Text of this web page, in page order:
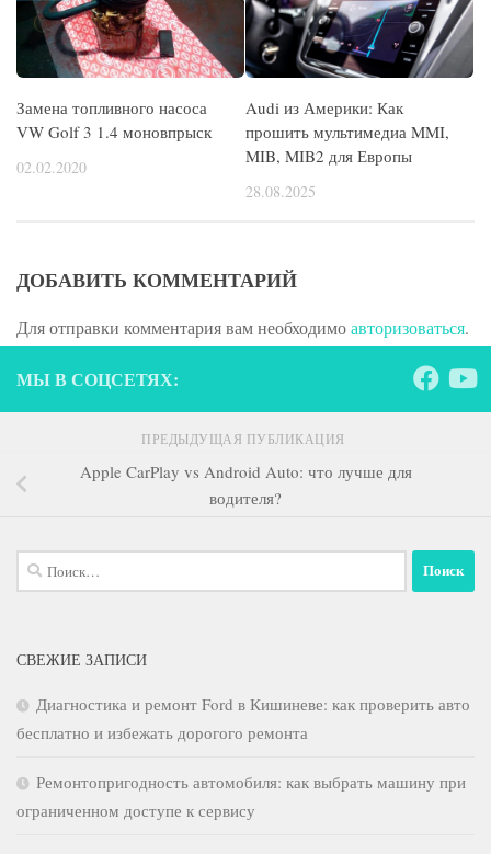
Замена топливного насоса
VW Golf 3 1.4 моновпрыск
02.02.2020
Audi из Америки: Как
прошить мультимедиа MMI,
MIB, MIB2 для Европы
28.08.2025
ДОБАВИТЬ КОММЕНТАРИЙ
Для отправки комментария вам необходимоавторизоваться.
МЫ В СОЦСЕТЯХ:
ПРЕДЫДУЩАЯ ПУБЛИКАЦИЯ
Apple CarPlay vs Android Auto: что лучше для
водителя?
Найти:
СВЕЖИЕ ЗАПИСИ
Диагностика и ремонт Ford в Кишиневе: как проверить авто
бесплатно и избежать дорогого ремонта
Ремонтопригодность автомобиля: как выбрать машину при
ограниченном доступе к сервису